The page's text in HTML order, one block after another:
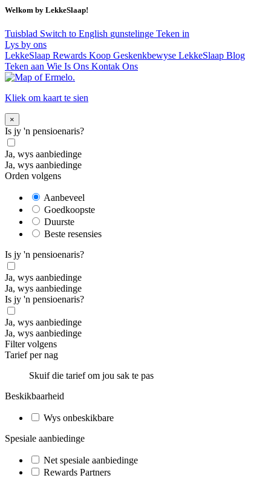
Welkom by LekkeSlaap!
Tuisblad Switch to English gunstelinge Teken in
Lys by ons
LekkeSlaap Rewards Koop Geskenkbewyse LekkeSlaap Blog
Teken aan Wie Is Ons Kontak Ons
Kliek om kaart te sien
×
Is jy 'n pensioenaris?
Ja, wys aanbiedinge
Ja, wys aanbiedinge
Orden volgens
Aanbeveel
Goedkoopste
Duurste
Beste resensies
Is jy 'n pensioenaris?
Ja, wys aanbiedinge
Ja, wys aanbiedinge
Is jy 'n pensioenaris?
Ja, wys aanbiedinge
Ja, wys aanbiedinge
Filter volgens
Tarief per nag
Skuif die tarief om jou sak te pas
Beskikbaarheid
Wys onbeskikbare
Spesiale aanbiedinge
Net spesiale aanbiedinge
Rewards Partners